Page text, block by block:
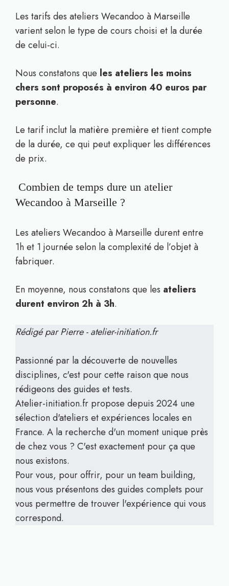
Les tarifs des ateliers Wecandoo à Marseille
varient selon le type de cours choisi et la durée
de celui-ci.
Nous constatons que les ateliers les moins
chers sont proposés à environ 40 euros par
personne.
Le tarif inclut la matière première et tient compte
de la durée, ce qui peut expliquer les différences
de prix.
Combien de temps dure un atelier
Wecandoo à Marseille ?
Les ateliers Wecandoo à Marseille durent entre
1h et 1 journée selon la complexité de l’objet à
fabriquer.
En moyenne, nous constatons que les ateliers
durent environ 2h à 3h.
Rédigé par Pierre - atelier-initiation.fr
Passionné par la découverte de nouvelles
disciplines, c'est pour cette raison que nous
rédigeons des guides et tests.
Atelier-initiation.fr propose depuis 2024 une
sélection d'ateliers et expériences locales en
France. A la recherche d'un moment unique près
de chez vous ? C'est exactement pour ça que
nous existons.
Pour vous, pour offrir, pour un team building,
nous vous présentons des guides complets pour
vous permettre de trouver l'expérience qui vous
correspond.